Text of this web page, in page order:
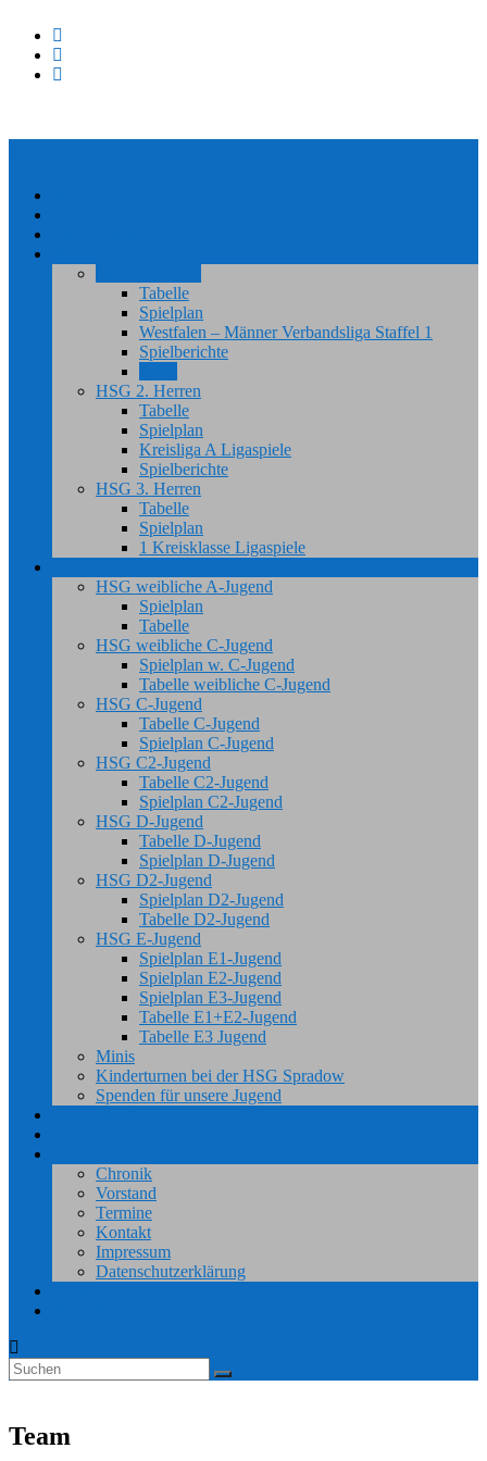
Tabelle
Spielplan
Westfalen – Männer Verbandsliga Staffel 1
Spielberichte
HSG 2. Herren
Tabelle
Spielplan
Kreisliga A Ligaspiele
Spielberichte
HSG 3. Herren
Tabelle
Spielplan
1 Kreisklasse Ligaspiele
HSG weibliche A-Jugend
Spielplan
Tabelle
HSG weibliche C-Jugend
Spielplan w. C-Jugend
Tabelle weibliche C-Jugend
HSG C-Jugend
Tabelle C-Jugend
Spielplan C-Jugend
HSG C2-Jugend
Tabelle C2-Jugend
Spielplan C2-Jugend
HSG D-Jugend
Tabelle D-Jugend
Spielplan D-Jugend
HSG D2-Jugend
Spielplan D2-Jugend
Tabelle D2-Jugend
HSG E-Jugend
Spielplan E1-Jugend
Spielplan E2-Jugend
Spielplan E3-Jugend
Tabelle E1+E2-Jugend
Tabelle E3 Jugend
Minis
Kinderturnen bei der HSG Spradow
Spenden für unsere Jugend
Chronik
Vorstand
Termine
Kontakt
Impressum
Datenschutzerklärung
Team